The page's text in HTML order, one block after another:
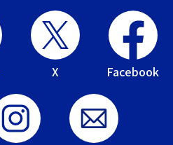
X Facebook